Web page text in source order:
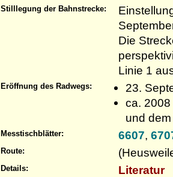
Stilllegung der Bahnstrecke:
Die
Linie 1
Eröffnung des Radwegs:
23.
ca.
und
Messtischblätter: 6607,
Route:
Details:
Literatur